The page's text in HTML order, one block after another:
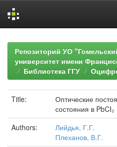
navigationРепозиторий УО
университет имени
Библиотека ГГУ
Title:
Оптические
состояния в PbCI₂
Authors:
Лийдья, Г.Г.
Плеханов, В.Г.